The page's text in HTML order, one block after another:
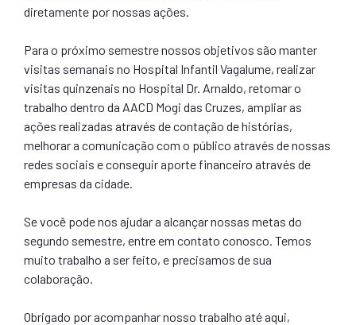
diretamente por nossas ações.
Para o próximo semestre nossos objetivos são manter
visitas semanais no Hospital Infantil Vagalume, realizar
visitas quinzenais no Hospital Dr. Arnaldo, retomar o
trabalho dentro da AACD Mogi das Cruzes, ampliar as
ações realizadas através de contação de histórias,
melhorar a comunicação com o público através de nossas
redes sociais e conseguir aporte financeiro através de
empresas da cidade.
Se você pode nos ajudar a alcançar nossas metas do
segundo semestre, entre em contato conosco. Temos
muito trabalho a ser feito, e precisamos de sua
colaboração.
Obrigado por acompanhar nosso trabalho até aqui,